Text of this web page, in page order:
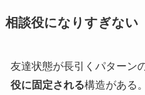
相談役になりすぎない
友達状態が長引くパターン
役に固定される構造がある